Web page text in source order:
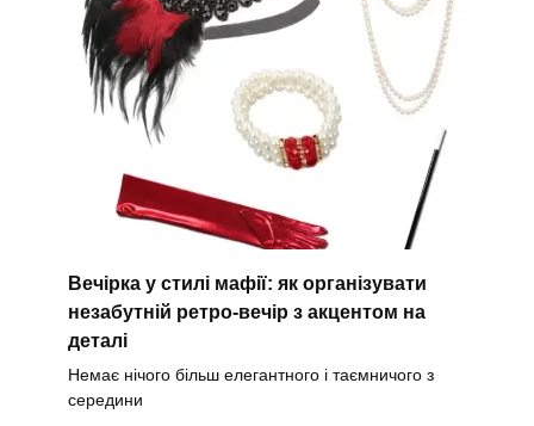
Вечірка у стилі мафії: як організувати
незабутній ретро-вечір з акцентом на
деталі
Немає нічого більш елегантного і таємничого з
середини